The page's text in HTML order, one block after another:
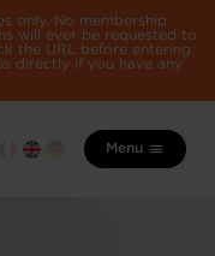
only. No membership
will ever be requested to
the URL before entering
directly if you have any
Menu